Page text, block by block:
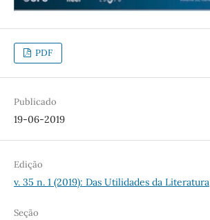
PDF
Publicado
19-06-2019
Edição
v. 35 n. 1 (2019): Das Utilidades da Literatura
Seção